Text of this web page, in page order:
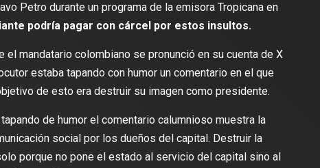
Petro durante un programa de la emisora Tropicana en
podría pagar con cárcel por estos insultos.
el mandatario colombiano se pronunció en su cuenta de X
estaba tapando con humor un comentario en el que
de esto era destruir su imagen como presidente.
de humor el comentario calumnioso muestra la
social por los dueños del capital. Destruir la
porque no pone el estado al servicio del capital sino al
lectura 2 min de lectura